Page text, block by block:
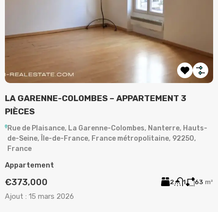
LA GARENNE-COLOMBES – APPARTEMENT 3
PIÈCES
Rue de Plaisance, La Garenne-Colombes, Nanterre, Hauts-
de-Seine, Île-de-France, France métropolitaine, 92250,
France
Appartement
€373,000 2 1 63 m²
Ajout : 15 mars 2026